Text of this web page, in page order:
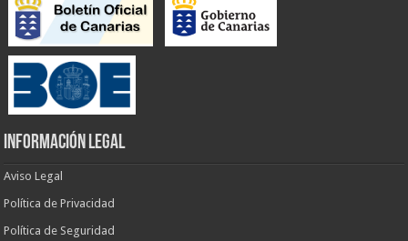
INFORMACIÓN LEGAL
Aviso Legal
Política de Privacidad
Política de Seguridad